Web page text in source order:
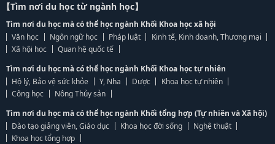
【Tìm nơi du học từ ngành học】
Tìm nơi du học mà có thể học ngành Khối Khoa học xã hội
Văn học
Ngôn ngữ học Pháp luật
Kinh tế, Kinh doanh, Thương mại
Xã hội học
Quan hệ quốc tế
Tìm nơi du học mà có thể học ngành Khối Khoa học tự nhiên
Hộ lý, Bảo vệ sức khỏe
Y, Nha Dược
Khoa học tự nhiên
Công học
Nông Thủy sản
Tìm nơi du học mà có thể học ngành Khối tổng hợp (Tự nhiên và Xã hội)
Đào tạo giảng viên, Giáo dục
Khoa học đời sống
Nghệ thuật
Khoa học tổng hợp